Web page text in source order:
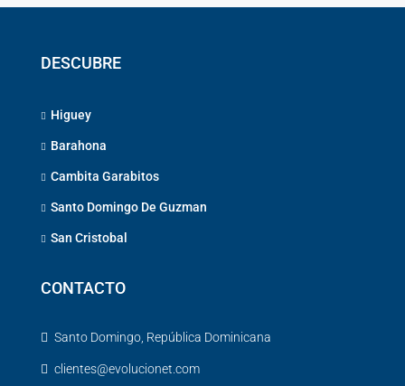
DESCUBRE
Higuey
Barahona
Cambita Garabitos
Santo Domingo De Guzman
San Cristobal
CONTACTO
Santo Domingo, República Dominicana
clientes@evolucionet.com